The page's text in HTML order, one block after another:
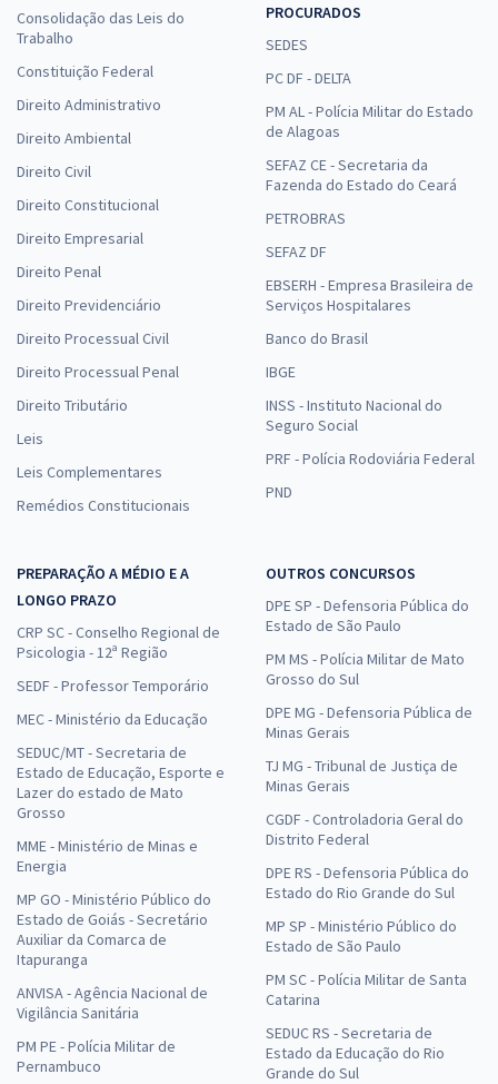
Consolidação das Leis do
Trabalho
Constituição Federal
Direito Administrativo
Direito Ambiental
Direito Civil
Direito Constitucional
Direito Empresarial
Direito Penal
Direito Previdenciário
Direito Processual Civil
Direito Processual Penal
Direito Tributário
Leis
Leis Complementares
Remédios Constitucionais
PROCURADOS
SEDES
PC DF - DELTA
PM AL - Polícia Militar do Estado
de Alagoas
SEFAZ CE - Secretaria da
Fazenda do Estado do Ceará
PETROBRAS
SEFAZ DF
EBSERH - Empresa Brasileira de
Serviços Hospitalares
Banco do Brasil
IBGE
INSS - Instituto Nacional do
Seguro Social
PRF - Polícia Rodoviária Federal
PND
PREPARAÇÃO A MÉDIO E A
LONGO PRAZO
CRP SC - Conselho Regional de
Psicologia - 12ª Região
SEDF - Professor Temporário
MEC - Ministério da Educação
SEDUC/MT - Secretaria de
Estado de Educação, Esporte e
Lazer do estado de Mato
Grosso
MME - Ministério de Minas e
Energia
MP GO - Ministério Público do
Estado de Goiás - Secretário
Auxiliar da Comarca de
Itapuranga
ANVISA - Agência Nacional de
Vigilância Sanitária
PM PE - Polícia Militar de
Pernambuco
OUTROS CONCURSOS
DPE SP - Defensoria Pública do
Estado de São Paulo
PM MS - Polícia Militar de Mato
Grosso do Sul
DPE MG - Defensoria Pública de
Minas Gerais
TJ MG - Tribunal de Justiça de
Minas Gerais
CGDF - Controladoria Geral do
Distrito Federal
DPE RS - Defensoria Pública do
Estado do Rio Grande do Sul
MP SP - Ministério Público do
Estado de São Paulo
PM SC - Polícia Militar de Santa
Catarina
SEDUC RS - Secretaria de
Estado da Educação do Rio
Grande do Sul